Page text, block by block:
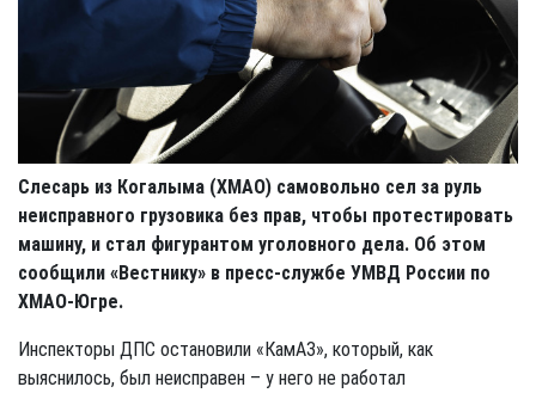
Слесарь из Когалыма (ХМАО) самовольно сел за руль
неисправного грузовика без прав, чтобы протестировать
машину, и стал фигурантом уголовного дела. Об этом
сообщили «Вестнику» в пресс-службе УМВД России по
ХМАО-Югре.
Инспекторы ДПС остановили «КамАЗ», который, как
выяснилось, был неисправен – у него не работал